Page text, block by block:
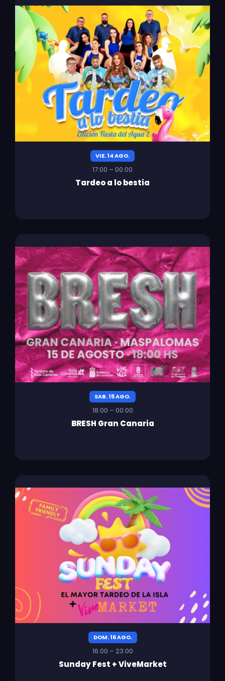
VIE. 14 AGO.
17:00 – 00:00
Tardeo a lo bestia
SAB. 15 AGO.
18:00 – 00:00
BRESH Gran Canaria
DOM. 16 AGO.
16:00 – 23:00
Sunday Fest + ViveMarket